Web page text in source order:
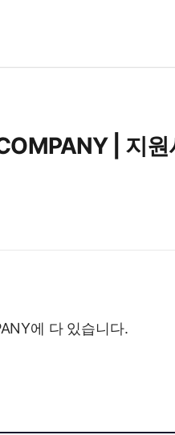
| 지원
에 다 있습니다.